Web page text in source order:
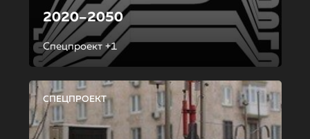
2020–2050
Спецпроект +1
СПЕЦПРОЕКТ